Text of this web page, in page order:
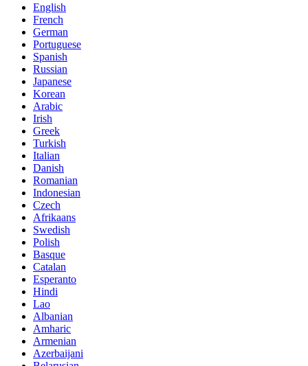
English
French
German
Portuguese
Spanish
Russian
Japanese
Korean
Arabic
Irish
Greek
Turkish
Italian
Danish
Romanian
Indonesian
Czech
Afrikaans
Swedish
Polish
Basque
Catalan
Esperanto
Hindi
Lao
Albanian
Amharic
Armenian
Azerbaijani